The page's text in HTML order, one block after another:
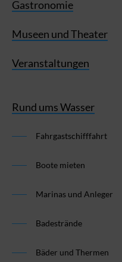
Gastronomie
Museen und Theater
Veranstaltungen
Rund ums Wasser
Fahrgastschifffahrt
Boote mieten
Marinas und Anleger
Badestrände
Bäder und Thermen